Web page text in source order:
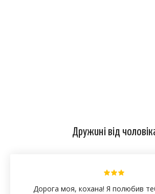
Дружині від
Дорога моя, кохана! Я полюбив